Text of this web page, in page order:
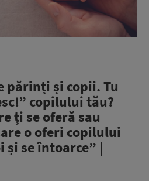
părinți și copii. Tu
copilului tău?
ți se oferă sau
o oferi copilului
și se întoarce” |